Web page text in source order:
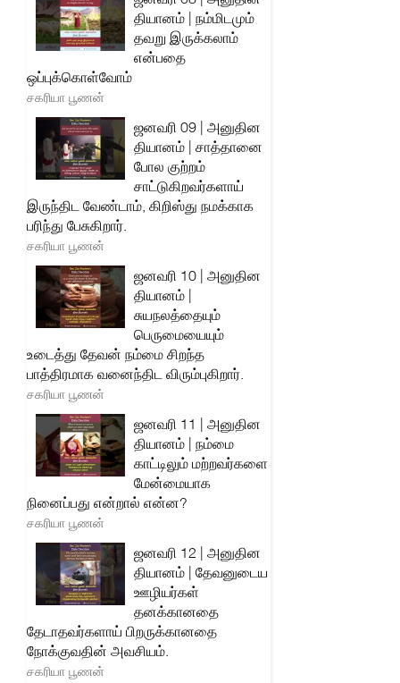
தியானம் | நம்மிடமும்
தவறு இருக்கலாம்
என்பதை
ஒப்புக்கொள்வோம்
சகரியா பூணன்
ஜனவரி 09 | அனுதின
தியானம் | சாத்தானை
போல குற்றம்
சாட்டுகிறவர்களாய்
இருந்திட வேண்டாம், கிறிஸ்து நமக்காக
பரிந்து பேசுகிறார்.
சகரியா பூணன்
ஜனவரி 10 | அனுதின
தியானம் |
சுயநலத்தையும்
பெருமையையும்
உடைத்து தேவன் நம்மை சிறந்த
பாத்திரமாக வனைந்திட விரும்புகிறார்.
சகரியா பூணன்
ஜனவரி 11 | அனுதின
தியானம் | நம்மை
காட்டிலும் மற்றவர்களை
மேன்மையாக
நினைப்பது என்றால் என்ன?
சகரியா பூணன்
ஜனவரி 12 | அனுதின
தியானம் | தேவனுடைய
ஊழியர்கள்
தனக்கானதை
தேடாதவர்களாய் பிறருக்கானதை
நோக்குவதின் அவசியம்.
சகரியா பூணன்